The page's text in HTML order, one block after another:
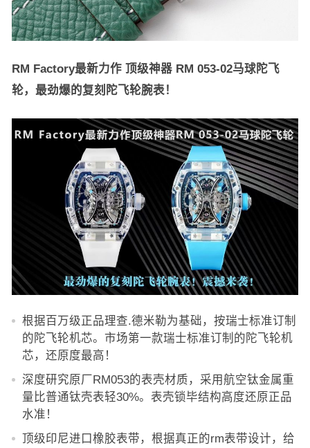
RM Factory最新力作 顶级神器 RM 053-02马球陀飞
轮，最劲爆的复刻陀飞轮腕表！
根据百万级正品理查.德米勒为基础，按瑞士标准订制
的陀飞轮机芯。市场第一款瑞士标准订制的陀飞轮机
芯，还原度最高！
深度研究原厂RM053的表壳材质，采用航空钛金属重
量比普通钛壳表轻30%。表壳锁毕结构高度还原正品
水准！
顶级印尼进口橡胶表带，根据真正的rm表带设计，给